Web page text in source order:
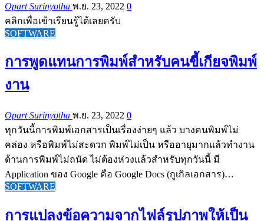
Opart Surinyotha พ.ย. 23, 2022 0
คลิกเพื่อเข้าเรียนรู้ได้เลยครับ
SOFTWARE
การพูดแทนการพิมพ์สำหรับคนขี้เกียจพิมพ์
งาน
Opart Surinyotha พ.ย. 23, 2022 0
ทุกวันนี้การพิมพ์เอกสารเป็นเรื่องง่ายๆ แล้ว บางคนพิมพ์ไม่
คล่อง หรือพิมพ์ไม่สะดวก พิมพ์ไม่เป็น หรืออายุมากแล้วทำงาน
ด้านการพิมพ์ไม่ถนัด ไม่ต้องห่วงแล้วสำหรับทุกวันนี้ มี
Application ของ Google คือ Google Docs (กูเกิลเอกสาร)…
SOFTWARE
การแปลงข้อความจากไฟล์รูปภาพให้เป็น